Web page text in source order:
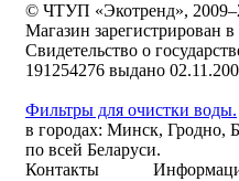
© ЧТУП «Экотренд»,
Магазин зарегистрирован
Свидетельство о
191254276 выдано
Фильтры для очистки воды.
в городах: Минск, Гродно,
по всей Беларуси.
Контакты